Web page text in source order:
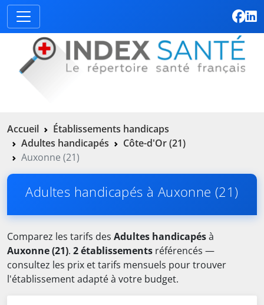
Accueil
Établissements handicaps
Adultes handicapés
Côte-d'Or (21)
Auxonne (21)
Adultes handicapés à Auxonne (21)
Comparez les tarifs des Adultes handicapésà
Auxonne (21). 2 établissements référencés —
consultez les prix et tarifs mensuels pour trouver
l'établissement adapté à votre budget.